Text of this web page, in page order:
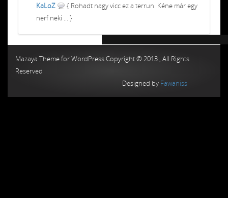
KaLoZ
{ Rohadt nagy vicc ez a terrun. Kéne már egy
nerf neki ... }
Mazaya Theme for WordPress Copyright © 2013 , All Rights
Reserved
Designed by Fawaniss